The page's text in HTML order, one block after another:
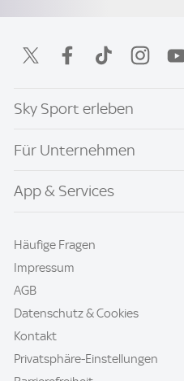
Sky Sport erleben
Für Unternehmen
App & Services
Häufige Fragen
Impressum
AGB
Datenschutz & Cookies
Kontakt
Privatsphäre-Einstellungen